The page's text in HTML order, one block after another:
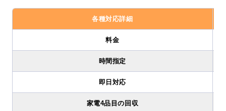
各種対応詳細
料金
時間指定
即日対応
家電4品目の回収